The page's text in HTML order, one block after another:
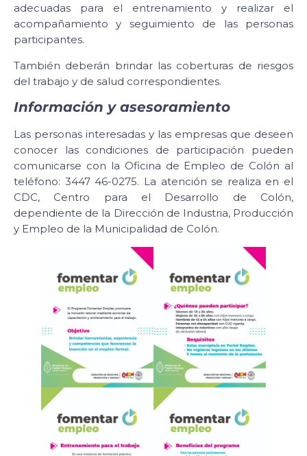
adecuadas para el entrenamiento y realizar el
acompañamiento y seguimiento de las personas
participantes.
También deberán brindar las coberturas de riesgos
del trabajo y de salud correspondientes.
Información y asesoramiento
Las personas interesadas y las empresas que deseen
conocer las condiciones de participación pueden
comunicarse con la Oficina de Empleo de Colón al
teléfono: 3447 46-0275. La atención se realiza en el
CDC, Centro para el Desarrollo de Colón,
dependiente de la Dirección de Industria, Producción
y Empleo de la Municipalidad de Colón.